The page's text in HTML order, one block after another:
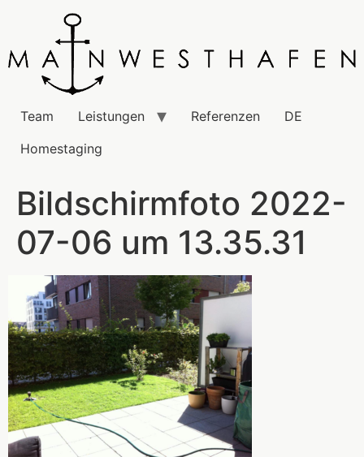
Team Leistungen Referenzen
DE
Homestaging
Bildschirmfoto 2022-
07-06 um 13.35.31